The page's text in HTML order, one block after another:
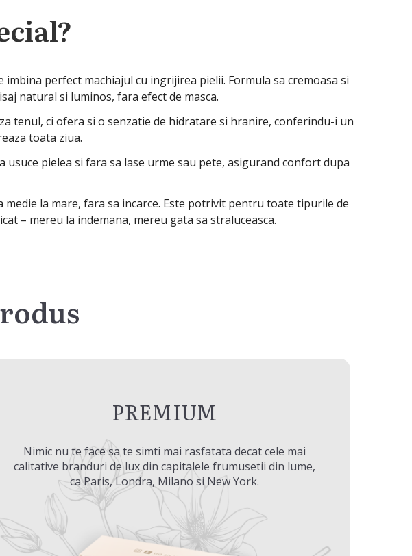
imbina perfect machiajul cu ingrijirea pielii. Formula sa cremoasa si
natural si luminos, fara efect de masca.
tenul, ci ofera si o senzatie de hidratare si hranire, conferindu-i un
toata ziua.
pielea si fara sa lase urme sau pete, asigurand confort dupa
la mare, fara sa incarce. Este potrivit pentru toate tipurile de
– mereu la indemana, mereu gata sa straluceasca.
PREMIUM
Nimic nu te face sa te simti mai rasfatata decat cele mai
calitative branduri de lux din capitalele frumusetii din lume,
ca Paris, Londra, Milano si New York.